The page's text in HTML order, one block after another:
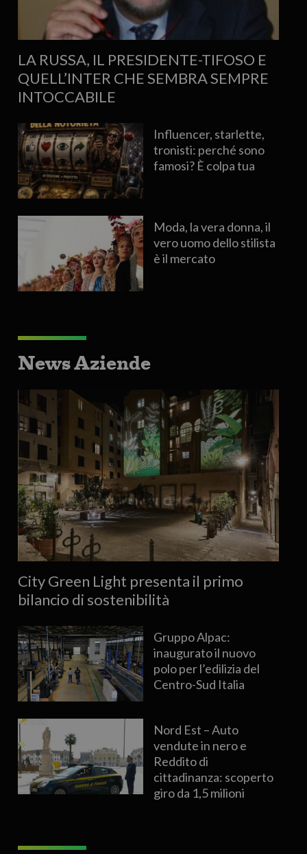
LA RUSSA, IL PRESIDENTE-TIFOSO E
QUELL’INTER CHE SEMBRA SEMPRE
INTOCCABILE
Influencer, starlette,
tronisti: perché sono
famosi? È colpa tua
Moda, la vera donna, il
vero uomo dello stilista
è il mercato
News Aziende
City Green Light presenta il primo
bilancio di sostenibilità
Gruppo Alpac:
inaugurato il nuovo
polo per l’edilizia del
Centro-Sud Italia
Nord Est – Auto
vendute in nero e
Reddito di
cittadinanza: scoperto
giro da 1,5 milioni